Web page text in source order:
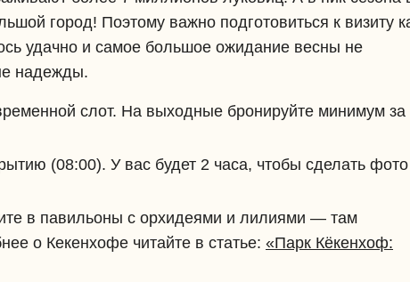
город! Поэтому важно подготовиться к визиту
удачно и самое большое ожидание весны не
надежды.
слот. На выходные бронируйте минимум за
(08:00). У вас будет 2 часа, чтобы сделать
в павильоны с орхидеями и лилиями — там
о Кекенхофе читайте в статье: «Парк Кёкенхоф: